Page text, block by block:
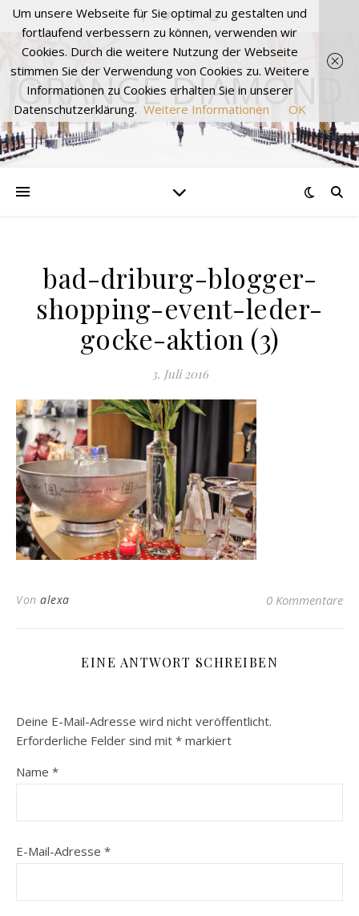
ORANGE DIAMOND
bad-driburg-blogger-
shopping-event-leder-
gocke-aktion (3)
3. Juli 2016
Von alexa 0 Kommentare
EINE ANTWORT SCHREIBEN
Deine E-Mail-Adresse wird nicht veröffentlicht.
Erforderliche Felder sind mit * markiert
Name *
E-Mail-Adresse *
Um unsere Webseite für Sie optimal zu gestalten und
fortlaufend verbessern zu können, verwenden wir
Cookies. Durch die weitere Nutzung der Webseite
stimmen Sie der Verwendung von Cookies zu. Weitere
Informationen zu Cookies erhalten Sie in unserer
Datenschutzerklärung. Weitere Informationen OK